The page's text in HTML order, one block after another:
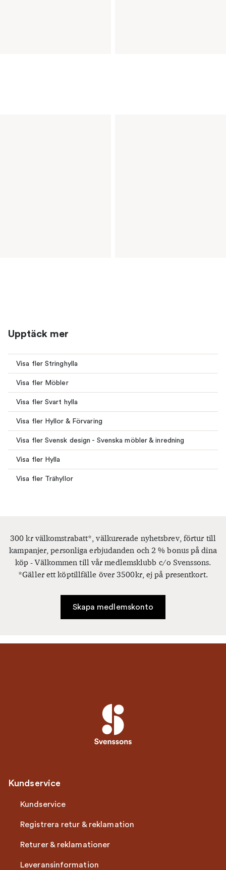
Upptäck mer
Visa fler Stringhylla
Visa fler Möbler
Visa fler Svart hylla
Visa fler Hyllor & Förvaring
Visa fler Svensk design - Svenska möbler & inredning
Visa fler Hylla
Visa fler Trähyllor
300 kr välkomstrabatt*, välkurerade nyhetsbrev, förtur till
kampanjer, personliga erbjudanden och 2 % bonus på dina
köp - Välkommen till vår medlemsklubb c/o Svenssons.
*Gäller ett köptillfälle över 3500kr, ej på presentkort.
Skapa medlemskonto
Kundservice
Kundservice
Registrera retur & reklamation
Returer & reklamationer
Leveransinformation